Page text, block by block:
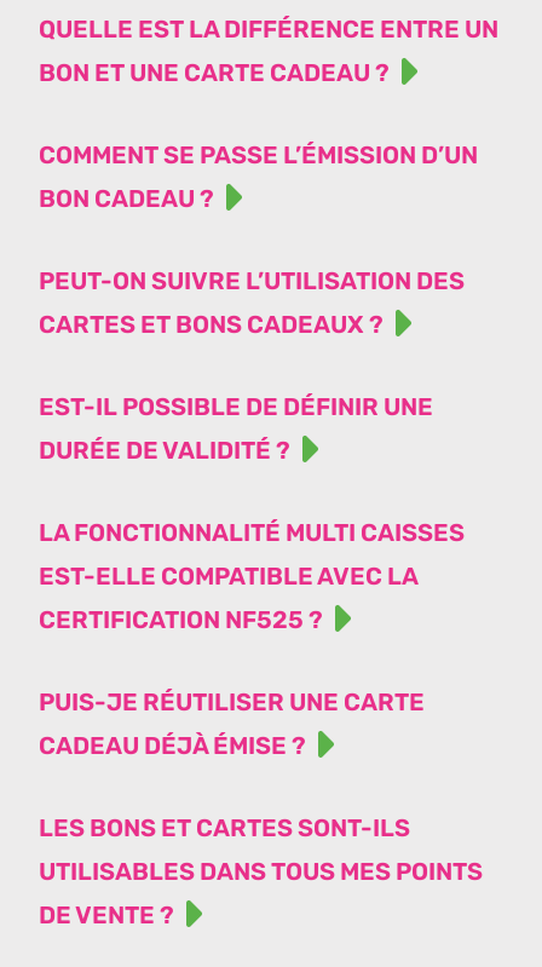
QUELLE EST LA DIFFÉRENCE ENTRE UN
BON ET UNE CARTE CADEAU ?
COMMENT SE PASSE L’ÉMISSION D’UN
BON CADEAU ?
PEUT-ON SUIVRE L’UTILISATION DES
CARTES ET BONS CADEAUX ?
EST-IL POSSIBLE DE DÉFINIR UNE
DURÉE DE VALIDITÉ ?
LA FONCTIONNALITÉ MULTI CAISSES
EST-ELLE COMPATIBLE AVEC LA
CERTIFICATION NF525 ?
PUIS-JE RÉUTILISER UNE CARTE
CADEAU DÉJÀ ÉMISE ?
LES BONS ET CARTES SONT-ILS
UTILISABLES DANS TOUS MES POINTS
DE VENTE ?